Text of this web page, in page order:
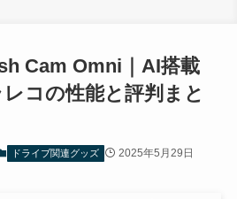
Cam Omni｜AI搭載
コの性能と評判まと
ドライブ関連グッズ 2025年5月29日